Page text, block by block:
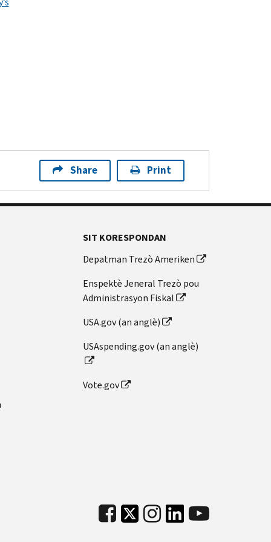
Share Print
SIT KORESPONDAN
Depatman Trezò Ameriken
Enspektè Jeneral Trezò pou
Administrasyon Fiskal
USA.gov (an anglè)
USAspending.gov (an anglè)
Vote.gov